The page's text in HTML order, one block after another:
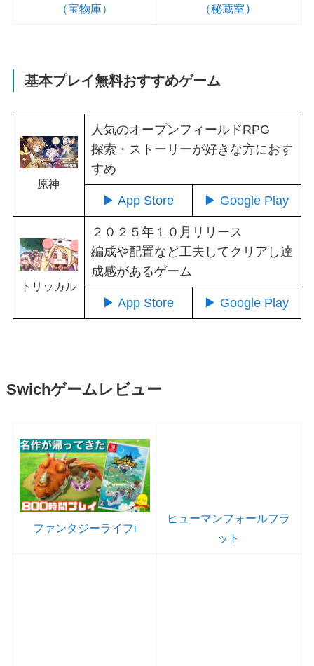
（宝物庫）
（秘蔵室 ）
基本プレイ無料おすすめゲーム
原神
人気のオープンフィールドRPG
探索・ストーリーが好きな方におす
すめ
▶ App Store ▶ Google Play
トリッカル
２０２５年１０月リリース
編成や配置など工夫してクリアし達
成感があるゲーム
▶ App Store ▶ Google Play
Swichゲームレビュー
ファンタジーライフi
ヒューマンフォールフラ
ット